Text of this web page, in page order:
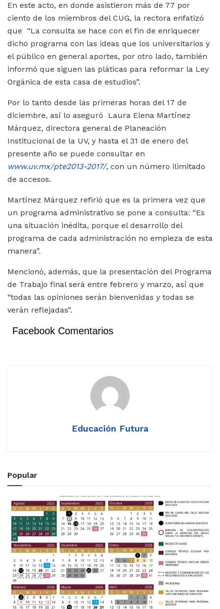
En este acto, en donde asistieron más de 77 por
ciento de los miembros del CUG, la rectora enfatizó
que “La consulta se hace con el fin de enriquecer
dicho programa con las ideas que los universitarios y
el público en general aportes, por otro lado, también
informó que siguen las pláticas para reformar la Ley
Orgánica de esta casa de estudios”.
Por lo tanto desde las primeras horas del 17 de
diciembre, así lo aseguró Laura Elena Martínez
Márquez, directora general de Planeación
Institucional de la UV, y hasta el 31 de enero del
presente año se puede consultar en
www.uv.mx/pte2013-2017/, con un número ilimitado
de accesos.
Martínez Márquez refirió que es la primera vez que
un programa administrativo se pone a consulta: “Es
una situación inédita, porque el desarrollo del
programa de cada administración no empieza de esta
manera”.
Mencionó, además, que la presentación del Programa
de Trabajo final será entre febrero y marzo, así que
“todas las opiniones serán bienvenidas y todas se
verán reflejadas”.
Facebook Comentarios
Educación Futura
Popular